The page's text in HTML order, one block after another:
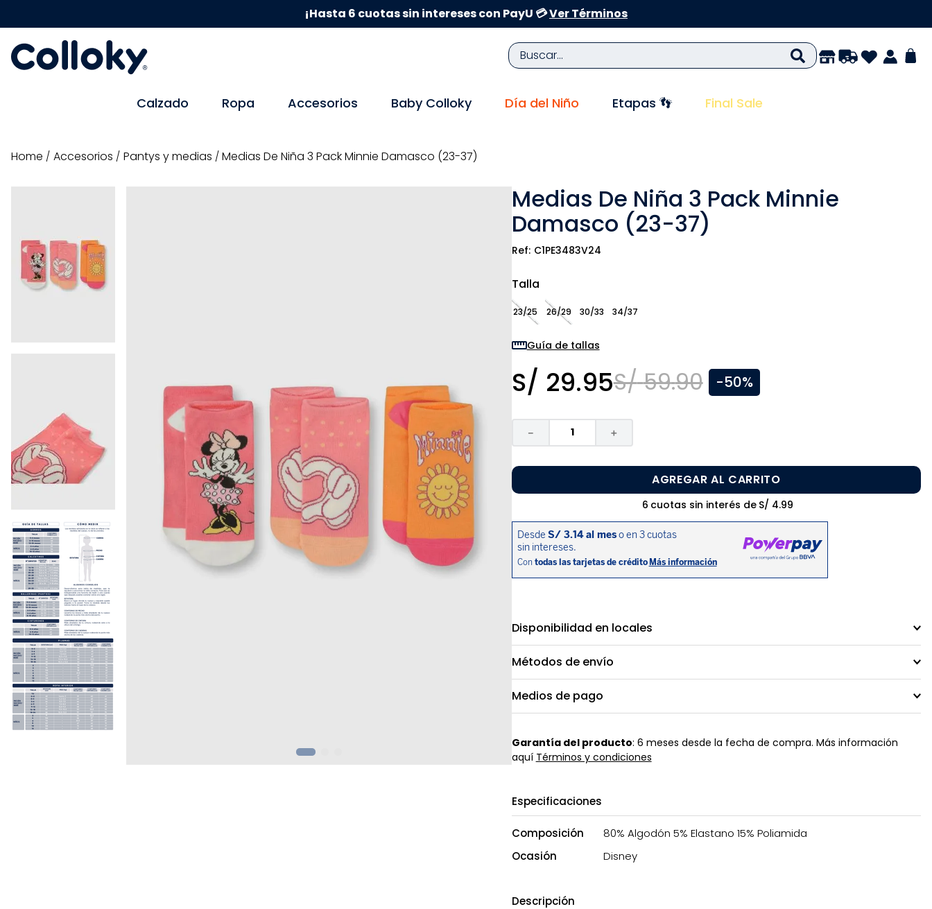
¡Hasta 6 cuotas sin intereses con PayU 💳Ver Términos
Buscar...
Calzado Ropa Accesorios Baby Colloky Día del Niño Etapas 👣 Final Sale
accesorios pantys y medias Medias De Niña 3 Pack Minnie Damasco (23-37)
Medias De Niña 3 Pack Minnie
Damasco (23-37)
C1PE3483V24
Talla
23/25 26/29 30/33 34/37
Guía de tallas
S/ 29.95S/ 59.90 -50%
＋
－
AGREGAR AL CARRITO
6 cuotas sin interés de S/ 4.99
Disponibilidad en locales
Métodos de envío
Medios de pago
Garantía del producto: 6 meses desde la fecha de compra. Más información
aquí Términos y condiciones
Especificaciones
Composición
80% Algodón 5% Elastano 15% Poliamida
Ocasión
Disney
Descripción
TÉRMINOS MÁS BUSCADOS